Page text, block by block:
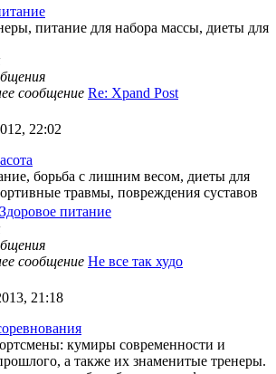
питание для набора массы, диеты для
сообщение Re: Xpand Post
22:02
борьба с лишним весом, диеты для
травмы, повреждения суставов
Здоровое питание
сообщение Не все так худо
21:18
кумиры современности и
а также их знаменитые тренеры.